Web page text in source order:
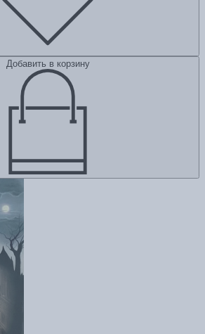
Добавить в корзину